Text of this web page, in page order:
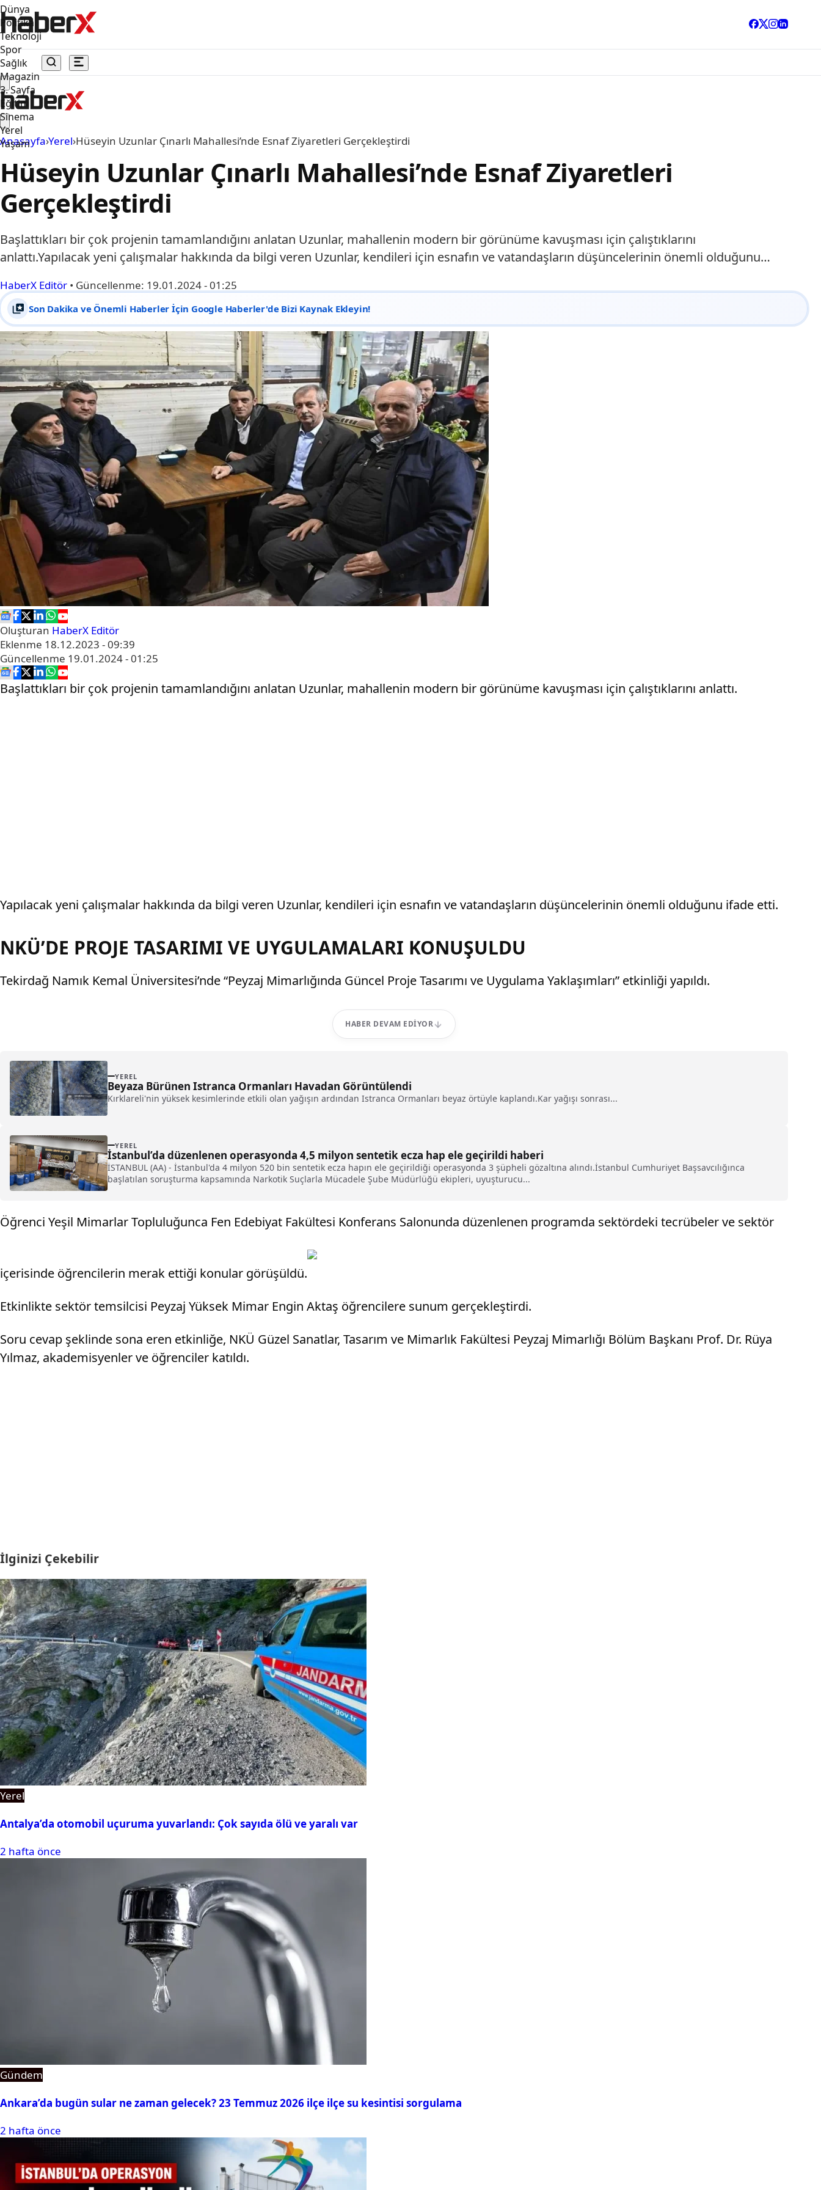
Dünya
Politika
Teknoloji
Spor
Sağlık
Magazin
3. Sayfa
Eğitim
Sinema
Yerel
Yaşam
Anasayfa›Yerel›Hüseyin Uzunlar Çınarlı Mahallesi’nde Esnaf Ziyaretleri Gerçekleştirdi
Hüseyin Uzunlar Çınarlı Mahallesi’nde Esnaf Ziyaretleri
Gerçekleştirdi
Başlattıkları bir çok projenin tamamlandığını anlatan Uzunlar, mahallenin modern bir görünüme kavuşması için çalıştıklarını
anlattı.Yapılacak yeni çalışmalar hakkında da bilgi veren Uzunlar, kendileri için esnafın ve vatandaşların düşüncelerinin önemli olduğunu…
HaberX Editör • Güncellenme: 19.01.2024 - 01:25
Son Dakika ve Önemli Haberler İçin Google Haberler'de Bizi Kaynak Ekleyin!
Oluşturan HaberX Editör
Eklenme 18.12.2023 - 09:39
Güncellenme 19.01.2024 - 01:25
Başlattıkları bir çok projenin tamamlandığını anlatan Uzunlar, mahallenin modern bir görünüme kavuşması için çalıştıklarını anlattı.
Yapılacak yeni çalışmalar hakkında da bilgi veren Uzunlar, kendileri için esnafın ve vatandaşların düşüncelerinin önemli olduğunu ifade etti.
NKÜ’DE PROJE TASARIMI VE UYGULAMALARI KONUŞULDU
Tekirdağ Namık Kemal Üniversitesi’nde “Peyzaj Mimarlığında Güncel Proje Tasarımı ve Uygulama Yaklaşımları” etkinliği yapıldı.
HABER DEVAM EDIYOR
YEREL
Beyaza Bürünen Istranca Ormanları Havadan Görüntülendi
Kırklareli'nin yüksek kesimlerinde etkili olan yağışın ardından Istranca Ormanları beyaz örtüyle kaplandı.Kar yağışı sonrası...
YEREL
İstanbul’da düzenlenen operasyonda 4,5 milyon sentetik ecza hap ele geçirildi haberi
İSTANBUL (AA) - İstanbul'da 4 milyon 520 bin sentetik ecza hapın ele geçirildiği operasyonda 3 şüpheli gözaltına alındı.İstanbul Cumhuriyet Başsavcılığınca
başlatılan soruşturma kapsamında Narkotik Suçlarla Mücadele Şube Müdürlüğü ekipleri, uyuşturucu...
Öğrenci Yeşil Mimarlar Topluluğunca Fen Edebiyat Fakültesi Konferans Salonunda düzenlenen programda sektördeki tecrübeler ve sektör
içerisinde öğrencilerin merak ettiği konular görüşüldü.
Etkinlikte sektör temsilcisi Peyzaj Yüksek Mimar Engin Aktaş öğrencilere sunum gerçekleştirdi.
Soru cevap şeklinde sona eren etkinliğe, NKÜ Güzel Sanatlar, Tasarım ve Mimarlık Fakültesi Peyzaj Mimarlığı Bölüm Başkanı Prof. Dr. Rüya
Yılmaz, akademisyenler ve öğrenciler katıldı.
İlginizi Çekebilir
Yerel
Antalya’da otomobil uçuruma yuvarlandı: Çok sayıda ölü ve yaralı var
2 hafta önce
Gündem
Ankara’da bugün sular ne zaman gelecek? 23 Temmuz 2026 ilçe ilçe su kesintisi sorgulama
2 hafta önce